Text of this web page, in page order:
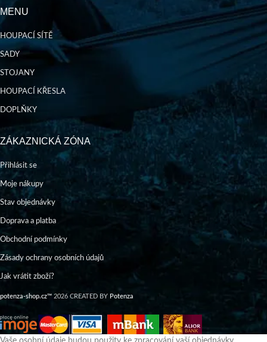
MENU
HOUPACÍ SÍTĚ
SADY
STOJANY
HOUPACÍ KŘESLA
DOPLŇKY
ZÁKAZNICKÁ ZÓNA
Přihlásit se
Moje nákupy
Stav objednávky
Doprava a platba
Obchodní podmínky
Zásady ochrany osobních údajů
Jak vrátit zboží?
potenza-shop.cz™ 2026 CREATED BY Potenza